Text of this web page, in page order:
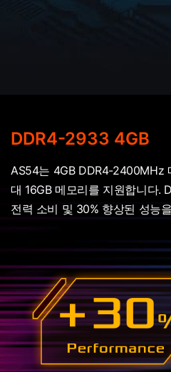
DDR4-2933 4GB
AS54는 4GB DDR4-2400MHz
대 16GB 메모리를 지원합니다.
전력 소비 및 30% 향상된 성능